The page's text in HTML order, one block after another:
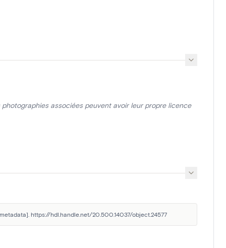
associées peuvent avoir leur propre licence
https://hdl.handle.net/20.500.14037/object.24577